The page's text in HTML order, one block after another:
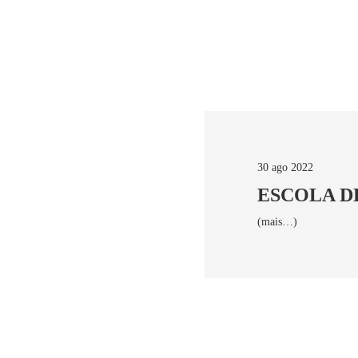
30 ago 2022
ESCOLA
(mais…)